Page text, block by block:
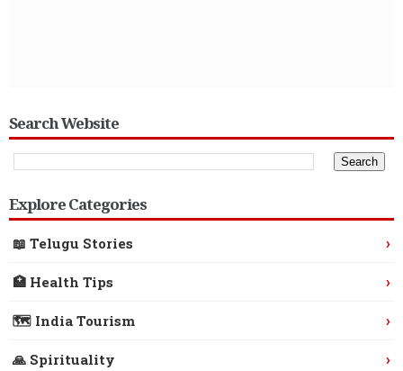
Search Website
Explore Categories
📖 Telugu Stories ›
🏥 Health Tips ›
🗺️ India Tourism ›
🙏 Spirituality ›